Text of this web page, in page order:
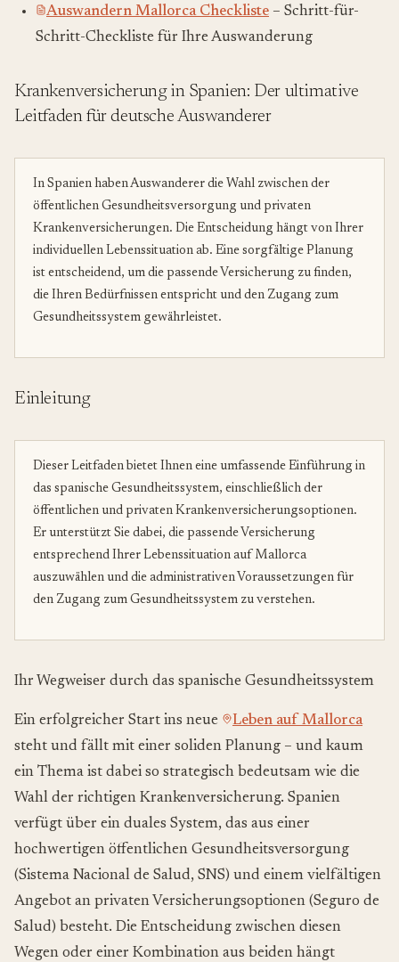
Auswandern Mallorca Checkliste – Schritt-für-
Schritt-Checkliste für Ihre Auswanderung
Krankenversicherung in Spanien: Der ultimative
Leitfaden für deutsche Auswanderer
In Spanien haben Auswanderer die Wahl zwischen der
öffentlichen Gesundheitsversorgung und privaten
Krankenversicherungen. Die Entscheidung hängt von Ihrer
individuellen Lebenssituation ab. Eine sorgfältige Planung
ist entscheidend, um die passende Versicherung zu finden,
die Ihren Bedürfnissen entspricht und den Zugang zum
Gesundheitssystem gewährleistet.
Einleitung
Dieser Leitfaden bietet Ihnen eine umfassende Einführung in
das spanische Gesundheitssystem, einschließlich der
öffentlichen und privaten Krankenversicherungsoptionen.
Er unterstützt Sie dabei, die passende Versicherung
entsprechend Ihrer Lebenssituation auf Mallorca
auszuwählen und die administrativen Voraussetzungen für
den Zugang zum Gesundheitssystem zu verstehen.
Ihr Wegweiser durch das spanische Gesundheitssystem
Ein erfolgreicher Start ins neue
Leben auf Mallorca
steht und fällt mit einer soliden Planung – und kaum
ein Thema ist dabei so strategisch bedeutsam wie die
Wahl der richtigen Krankenversicherung. Spanien
verfügt über ein duales System, das aus einer
hochwertigen öffentlichen Gesundheitsversorgung
(Sistema Nacional de Salud, SNS) und einem vielfältigen
Angebot an privaten Versicherungsoptionen (Seguro de
Salud) besteht. Die Entscheidung zwischen diesen
Wegen oder einer Kombination aus beiden hängt